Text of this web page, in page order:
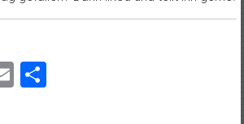
EmailTeilen